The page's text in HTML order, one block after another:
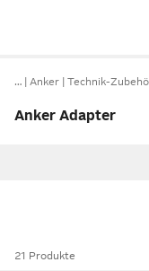
… Anker Technik-
Anker Adapter
21 Produkte